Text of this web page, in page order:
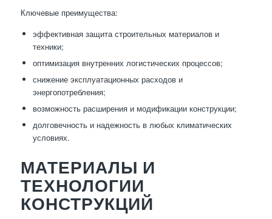
Ключевые преимущества:
эффективная защита строительных материалов и
техники;
оптимизация внутренних логистических процессов;
снижение эксплуатационных расходов и
энергопотребления;
возможность расширения и модификации конструкции;
долговечность и надежность в любых климатических
условиях.
МАТЕРИАЛЫ И
ТЕХНОЛОГИИ
КОНСТРУКЦИЙ